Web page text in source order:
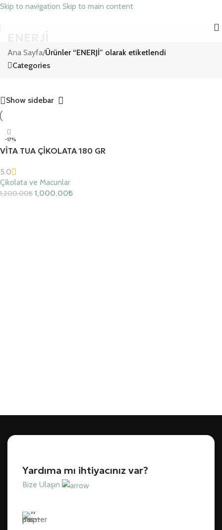
Skip to navigation Skip to main content
Ana Sayfa/Ürünler “ENERJİ” olarak etiketlendi
Categories
Show sidebar
-17%
VİTA TUA ÇİKOLATA 180 GR
5.0
Çikolata ve Macunlar
1,200.00₺ 1,000.00₺
Yardıma mı ihtiyacınız var?
Bize Ulaşın